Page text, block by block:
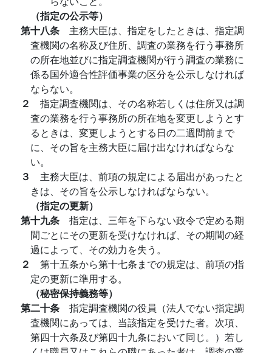
（指定の公示等）
第十八条 主務大臣は、指定をしたときは、指定調
査機関の名称及び住所、調査の業務を行う事務所
の所在地並びに指定調査機関が行う調査の業務に
係る国外適合性評価事業の区分を公示しなければ
ならない。
２ 指定調査機関は、その名称若しくは住所又は調
査の業務を行う事務所の所在地を変更しようとす
るときは、変更しようとする日の二週間前まで
に、その旨を主務大臣に届け出なければならな
い。
３ 主務大臣は、前項の規定による届出があったと
きは、その旨を公示しなければならない。
（指定の更新）
第十九条 指定は、三年を下らない政令で定める期
間ごとにその更新を受けなければ、その期間の経
過によって、その効力を失う。
２ 第十五条から第十七条までの規定は、前項の指
定の更新に準用する。
（秘密保持義務等）
第二十条 指定調査機関の役員（法人でない指定調
査機関にあっては、当該指定を受けた者。次項、
第四十六条及び第四十九条において同じ。）若し